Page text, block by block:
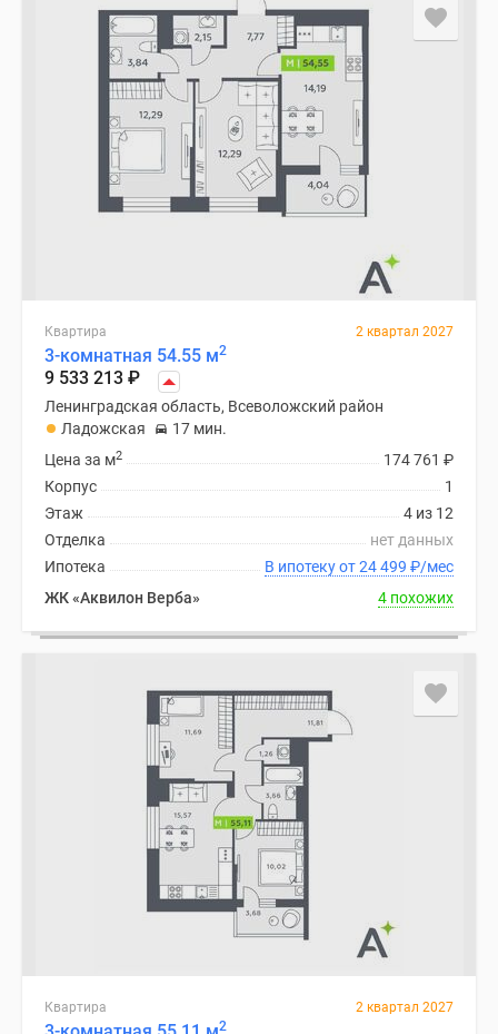
Квартира 2 квартал 2027
3-комнатная 54.55 м2
9 533 213 ₽
Ленинградская область, Всеволожский район
Ладожская
17 мин.
174 761 ₽
Цена за м2
1
Корпус
4 из 12
Этаж
нет данных
Отделка
В ипотеку от 24 499 ₽/мес
Ипотека
ЖК «Аквилон Верба»
4 похожих
Квартира 2 квартал 2027
2